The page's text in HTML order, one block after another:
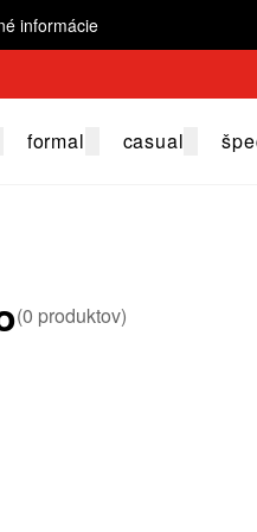
informácie
formal casual
(0 produktov)